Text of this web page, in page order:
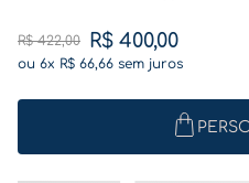
º
R$ 422,00 R$ 400,00
ou 6x R$ 66,66 sem juros